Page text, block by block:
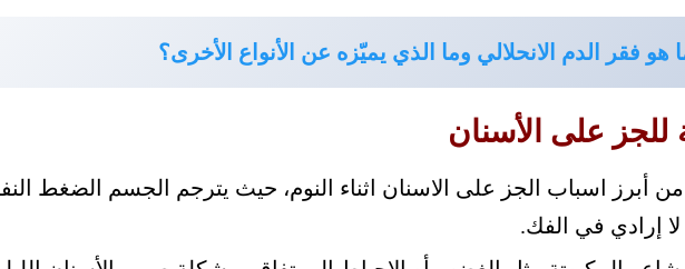
هو فقر الدم الانحلالي وما الذي يميّزه عن الأنواع الأخرى؟
للجز على الأسنان
من أبرز اسباب الجز على الاسنان اثناء النوم، حيث يترجم الجسم الضغط
إرادي في الفك.